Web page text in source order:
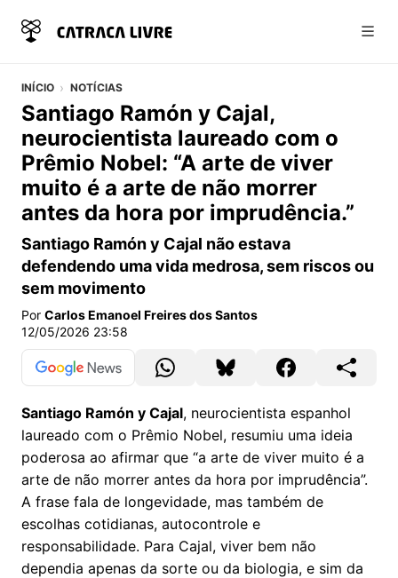
INÍCIO NOTÍCIAS
Santiago Ramón y Cajal,
neurocientista laureado com o
Prêmio Nobel: “A arte de viver
muito é a arte de não morrer
antes da hora por imprudência.”
Santiago Ramón y Cajal não estava
defendendo uma vida medrosa, sem riscos ou
sem movimento
Por Carlos Emanoel Freires dos Santos
12/05/2026 23:58
Santiago Ramón y Cajal, neurocientista espanhol
laureado com o Prêmio Nobel, resumiu uma ideia
poderosa ao afirmar que “a arte de viver muito é a
arte de não morrer antes da hora por imprudência”.
A frase fala de longevidade, mas também de
escolhas cotidianas, autocontrole e
responsabilidade. Para Cajal, viver bem não
dependia apenas da sorte ou da biologia, e sim da